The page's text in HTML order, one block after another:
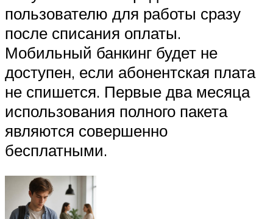
пользователю для работы сразу
после списания оплаты.
Мобильный банкинг будет не
доступен, если абонентская плата
не спишется. Первые два месяца
использования полного пакета
являются совершенно
бесплатными.